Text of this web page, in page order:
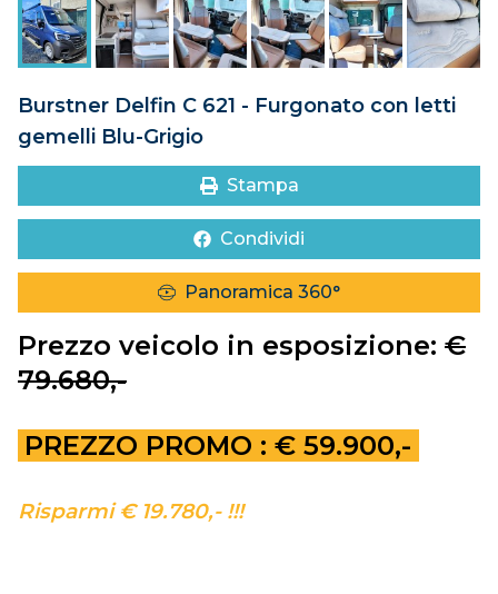
DOVE SIAMO
CONTATTI
Burstner Delfin C 621 - Furgonato con letti
gemelli Blu-Grigio
Stampa
Condividi
Panoramica 360°
Prezzo veicolo in esposizione: €
79.680,-
PREZZO PROMO : € 59.900,-
Risparmi € 19.780,- !!!